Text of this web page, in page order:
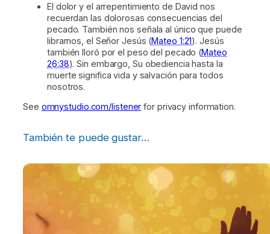
El dolor y el arrepentimiento de David nos
recuerdan las dolorosas consecuencias del
pecado. También nos señala al único que puede
librarnos, el Señor Jesús (Mateo 1:21). Jesús
también lloró por el peso del pecado (Mateo
26:38). Sin embargo, Su obediencia hasta la
muerte significa vida y salvación para todos
nosotros.
See omnystudio.com/listener for privacy information.
También te puede gustar…